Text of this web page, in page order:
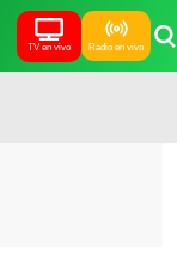
TV en vivo Radio en vivo